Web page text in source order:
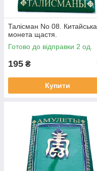
Талісман No 08. Китайська
монета щастя.
Готово до відправки 2 од.
195 ₴
Купити